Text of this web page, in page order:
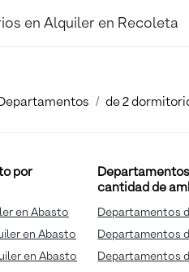
en Alquiler en Recoleta
de 2
por
en Abasto
en Abasto
en Abasto
cantidad de
Departamentos
Departamentos
Departamentos